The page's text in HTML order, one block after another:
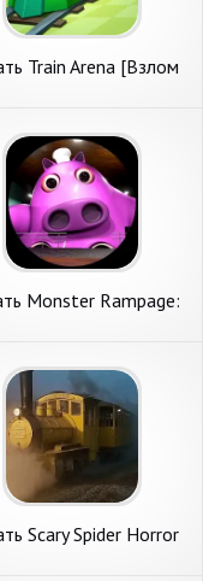
Train Arena [Взлом
Monster Rampage:
на Андроид
Scary Spider Horror